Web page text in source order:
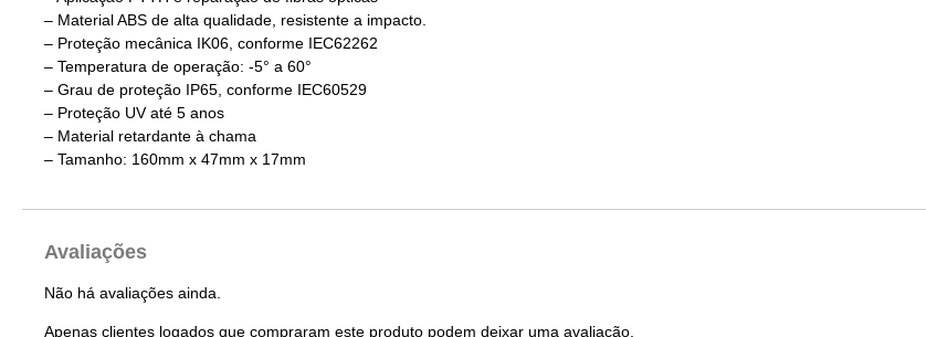
– Material ABS de alta qualidade, resistente a impacto.
– Proteção mecânica IK06, conforme IEC62262
– Temperatura de operação: -5° a 60°
– Grau de proteção IP65, conforme IEC60529
– Proteção UV até 5 anos
– Material retardante à chama
– Tamanho: 160mm x 47mm x 17mm
Avaliações
Não há avaliações ainda.
Apenas clientes logados que compraram este produto podem deixar uma avaliação.